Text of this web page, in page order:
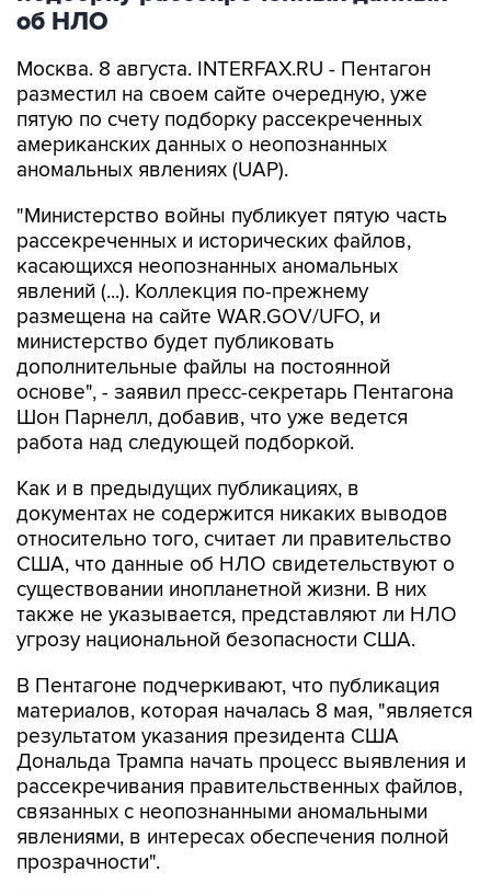
об НЛО
Москва. 8 августа. INTERFAX.RU - Пентагон
разместил на своем сайте очередную, уже
пятую по счету подборку рассекреченных
американских данных о неопознанных
аномальных явлениях (UAP).
"Министерство войны публикует пятую часть
рассекреченных и исторических файлов,
касающихся неопознанных аномальных
явлений (...). Коллекция по-прежнему
размещена на сайте WAR.GOV/UFO, и
министерство будет публиковать
дополнительные файлы на постоянной
основе", - заявил пресс-секретарь Пентагона
Шон Парнелл, добавив, что уже ведется
работа над следующей подборкой.
Как и в предыдущих публикациях, в
документах не содержится никаких выводов
относительно того, считает ли правительство
США, что данные об НЛО свидетельствуют о
существовании инопланетной жизни. В них
также не указывается, представляют ли НЛО
угрозу национальной безопасности США.
В Пентагоне подчеркивают, что публикация
материалов, которая началась 8 мая, "является
результатом указания президента США
Дональда Трампа начать процесс выявления и
рассекречивания правительственных файлов,
связанных с неопознанными аномальными
явлениями, в интересах обеспечения полной
прозрачности".